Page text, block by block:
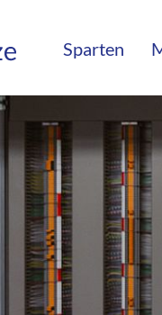
Sparten